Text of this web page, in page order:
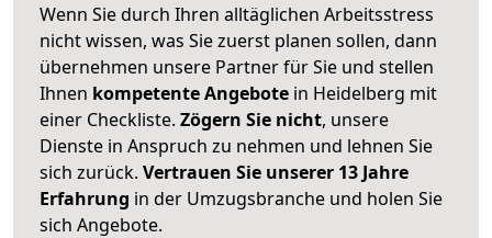
Wenn Sie durch Ihren alltäglichen Arbeitsstress
nicht wissen, was Sie zuerst planen sollen, dann
übernehmen unsere Partner für Sie und stellen
Ihnen kompetente Angebote in Heidelberg mit
einer Checkliste. Zögern Sie nicht, unsere
Dienste in Anspruch zu nehmen und lehnen Sie
sich zurück. Vertrauen Sie unserer 13 Jahre
Erfahrung in der Umzugsbranche und holen Sie
sich Angebote.